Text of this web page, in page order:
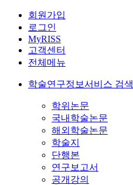
회원가입
로그인
MyRISS
고객센터
전체메뉴
학술연구정보서비스 검색
학위논문
국내학술논문
해외학술논문
학술지
단행본
연구보고서
공개강의